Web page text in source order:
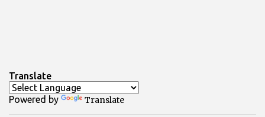
Translate
Powered by Translate